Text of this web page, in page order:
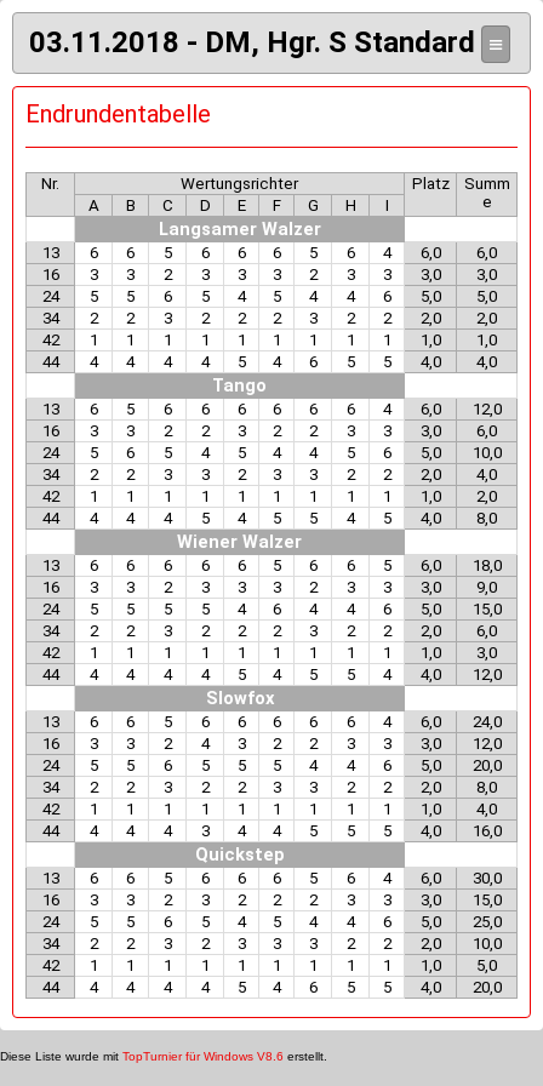
03.11.2018 - DM, Hgr. S Standard ≡
Endrundentabelle
Nr. Wertungsrichter Platz
Summ
e
A B C D E F G H I
Langsamer Walzer
13 6 6 5 6 6 6 5 6 4 6,0
6,0
16
3 3 2 3 3 3 2 3 3 3,0
3,0
24
5 5 6 5 4 5 4 4 6 5,0
5,0
34
2 2 3 2 2 2 3 2 2 2,0
2,0
42
1 1 1 1 1 1 1 1 1 1,0
1,0
44
4 4 4 4 5 4 6 5 5 4,0 4,0
Tango
13 6 5 6 6 6 6 6 6 4 6,0
12,0
16
3 3 2 2 3 2 2 3 3 3,0
6,0
24
5 6 5 4 5 4 4 5 6 5,0
10,0
34
2 2 3 3 2 3 3 2 2 2,0
4,0
42
1 1 1 1 1 1 1 1 1 1,0
2,0
44
4 4 4 5 4 5 5 4 5 4,0 8,0
Wiener Walzer
13 6 6 6 6 6 5 6 6 5 6,0
18,0
16
3 3 2 3 3 3 2 3 3 3,0
9,0
24
5 5 5 5 4 6 4 4 6 5,0
15,0
34
2 2 3 2 2 2 3 2 2 2,0
6,0
42
1 1 1 1 1 1 1 1 1 1,0
3,0
44
4 4 4 4 5 4 5 5 4 4,0 12,0
Slowfox
13 6 6 5 6 6 6 6 6 4 6,0
24,0
16
3 3 2 4 3 2 2 3 3 3,0
12,0
24
5 5 6 5 5 5 4 4 6 5,0
20,0
34
2 2 3 2 2 3 3 2 2 2,0
8,0
42
1 1 1 1 1 1 1 1 1 1,0
4,0
44
4 4 4 3 4 4 5 5 5 4,0 16,0
Quickstep
13 6 6 5 6 6 6 5 6 4 6,0
30,0
16
3 3 2 3 2 2 2 3 3 3,0
15,0
24
5 5 6 5 4 5 4 4 6 5,0
25,0
34
2 2 3 2 3 3 3 2 2 2,0
10,0
42
1 1 1 1 1 1 1 1 1 1,0
5,0
44
4 4 4 4 5 4 6 5 5 4,0 20,0
Diese Liste wurde mit TopTurnier für Windows V8.6 erstellt.